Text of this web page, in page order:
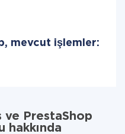
mevcut işlemler:
ve PrestaShop
hakkında